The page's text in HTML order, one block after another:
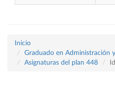
Inicio
Graduado en Administración
Asignaturas del plan 448